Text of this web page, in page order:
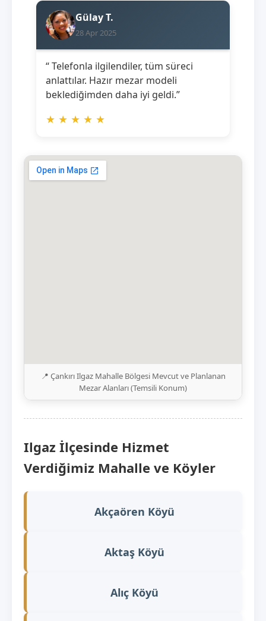
Gülay T.
28 Apr 2025
“ Telefonla ilgilendiler, tüm süreci
anlattılar. Hazır mezar modeli
beklediğimden daha iyi geldi.”
★ ★ ★ ★ ★
📍 Çankırı Ilgaz Mahalle Bölgesi Mevcut ve Planlanan
Mezar Alanları (Temsili Konum)
Ilgaz İlçesinde Hizmet
Verdiğimiz Mahalle ve Köyler
Akçaören Köyü
Aktaş Köyü
Alıç Köyü